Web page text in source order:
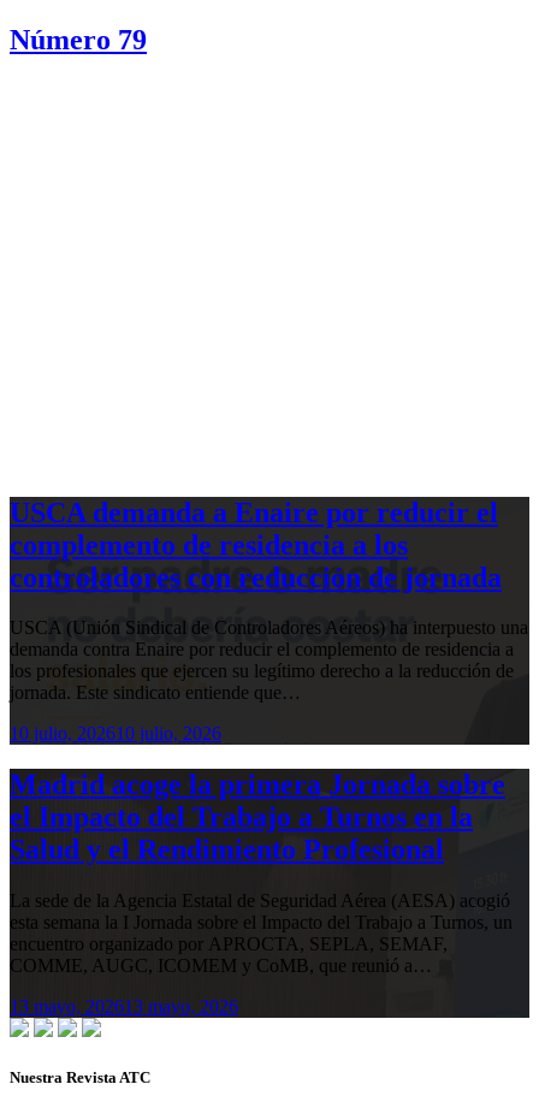
Número 79
USCA demanda a Enaire por reducir el
complemento de residencia a los
controladores con reducción de jornada
USCA (Unión Sindical de Controladores Aéreos) ha interpuesto una
demanda contra Enaire por reducir el complemento de residencia a
los profesionales que ejercen su legítimo derecho a la reducción de
jornada. Este sindicato entiende que…
10 julio, 202610 julio, 2026
Madrid acoge la primera Jornada sobre
el Impacto del Trabajo a Turnos en la
Salud y el Rendimiento Profesional
La sede de la Agencia Estatal de Seguridad Aérea (AESA) acogió
esta semana la I Jornada sobre el Impacto del Trabajo a Turnos, un
encuentro organizado por APROCTA, SEPLA, SEMAF,
COMME, AUGC, ICOMEM y CoMB, que reunió a…
13 mayo, 202613 mayo, 2026
Nuestra Revista ATC